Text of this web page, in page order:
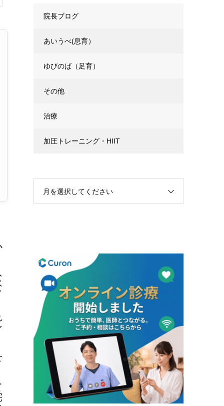
院長ブログ
あいうべ(息育）
ゆびのば（足育）
その他
治療
加圧トレーニング・HIIT
月を選択してください